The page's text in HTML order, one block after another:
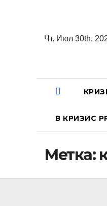
содержаниюЧт. Июл 30th,
В КРИЗИС
Метка: